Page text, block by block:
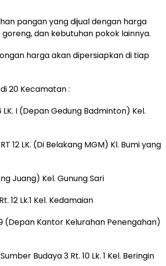
pangan yang dijual dengan harga
dan kebutuhan pokok lainnya.
harga akan dipersiapkan di tiap
20 Kecamatan :
I (Depan Gedung Badminton) Kel.
12 LK. (Di Belakang MGM) Kl. Bumi yang
Juang) Kel. Gunung Sari
12 Lk.1 Kel. Kedamaian
(Depan Kantor Kelurahan Penengahan)
Budaya 3 Rt. 10 Lk. 1 Kel. Beringin